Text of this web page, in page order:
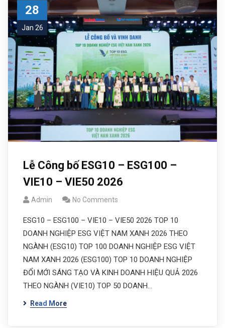
28
Jan 26
Lễ Công bố ESG10 – ESG100 –
VIE10 – VIE50 2026
Admin No Comments
ESG10 – ESG100 – VIE10 – VIE50 2026 TOP 10
DOANH NGHIỆP ESG VIỆT NAM XANH 2026 THEO
NGÀNH (ESG10) TOP 100 DOANH NGHIỆP ESG VIỆT
NAM XANH 2026 (ESG100) TOP 10 DOANH NGHIỆP
ĐỔI MỚI SÁNG TẠO VÀ KINH DOANH HIỆU QUẢ 2026
THEO NGÀNH (VIE10) TOP 50 DOANH…
Read More